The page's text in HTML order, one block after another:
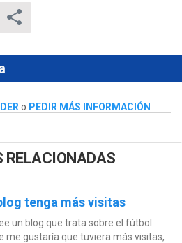
o PEDIR MÁS INFORMACIÓN
RELACIONADAS
tenga más visitas
un blog que trata sobre el fútbol
me gustaría que tuviera más visitas,